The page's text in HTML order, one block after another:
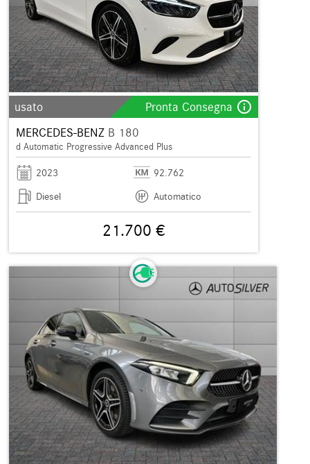
usato Pronta Consegna info_outline
MERCEDES-BENZ B 180
d Automatic Progressive Advanced Plus
2023
92.762
Diesel
Automatico
21.700 €